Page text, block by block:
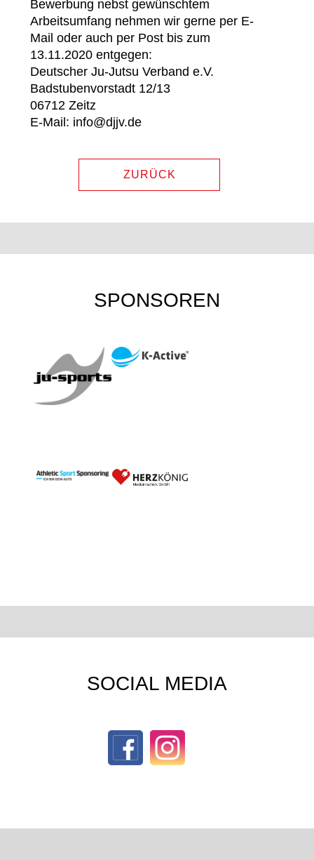
Bewerbung nebst gewünschtem
Arbeitsumfang nehmen wir gerne per E-
Mail oder auch per Post bis zum
13.11.2020 entgegen:
Deutscher Ju-Jutsu Verband e.V.
Badstubenvorstadt 12/13
06712 Zeitz
E-Mail: info@djjv.de
ZURÜCK
SPONSOREN
SOCIAL MEDIA